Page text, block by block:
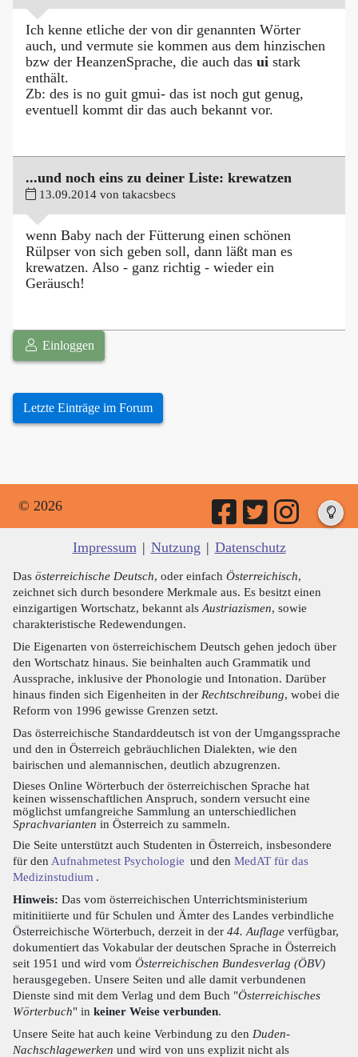
Ich kenne etliche der von dir genannten Wörter
auch, und vermute sie kommen aus dem hinzischen
bzw der HeanzenSprache, die auch das ui stark
enthält.
Zb: des is no guit gmui- das ist noch gut genug,
eventuell kommt dir das auch bekannt vor.
...und noch eins zu deiner Liste: krewatzen
13.09.2014 von takacsbecs
wenn Baby nach der Fütterung einen schönen
Rülpser von sich geben soll, dann läßt man es
krewatzen. Also - ganz richtig - wieder ein
Geräusch!
Einloggen
Letzte Einträge im Forum
© 2026
Impressum | Nutzung | Datenschutz
Das österreichische Deutsch, oder einfach Österreichisch,
zeichnet sich durch besondere Merkmale aus. Es besitzt einen
einzigartigen Wortschatz, bekannt als Austriazismen, sowie
charakteristische Redewendungen.
Die Eigenarten von österreichischem Deutsch gehen jedoch über
den Wortschatz hinaus. Sie beinhalten auch Grammatik und
Aussprache, inklusive der Phonologie und Intonation. Darüber
hinaus finden sich Eigenheiten in der Rechtschreibung, wobei die
Reform von 1996 gewisse Grenzen setzt.
Das österreichische Standarddeutsch ist von der Umgangssprache
und den in Österreich gebräuchlichen Dialekten, wie den
bairischen und alemannischen, deutlich abzugrenzen.
Dieses Online Wörterbuch der österreichischen Sprache hat
keinen wissenschaftlichen Anspruch, sondern versucht eine
möglichst umfangreiche Sammlung an unterschiedlichen
Sprachvarianten in Österreich zu sammeln.
Die Seite unterstützt auch Studenten in Österreich, insbesondere
für den Aufnahmetest Psychologie und den MedAT für das
Medizinstudium .
Hinweis: Das vom österreichischen Unterrichtsministerium
mitinitiierte und für Schulen und Ämter des Landes verbindliche
Österreichische Wörterbuch, derzeit in der 44. Auflage verfügbar,
dokumentiert das Vokabular der deutschen Sprache in Österreich
seit 1951 und wird vom Österreichischen Bundesverlag (ÖBV)
herausgegeben. Unsere Seiten und alle damit verbundenen
Dienste sind mit dem Verlag und dem Buch "Österreichisches
Wörterbuch" in keiner Weise verbunden.
Unsere Seite hat auch keine Verbindung zu den Duden-
Nachschlagewerken und wird von uns explizit nicht als